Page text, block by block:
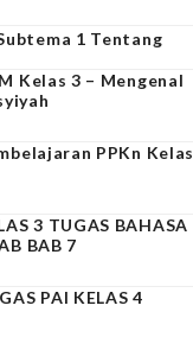
1 Tentang
Kelas 3 – Mengenal
PPKn Kelas
3 TUGAS BAHASA
BAB 7
PAI KELAS 4